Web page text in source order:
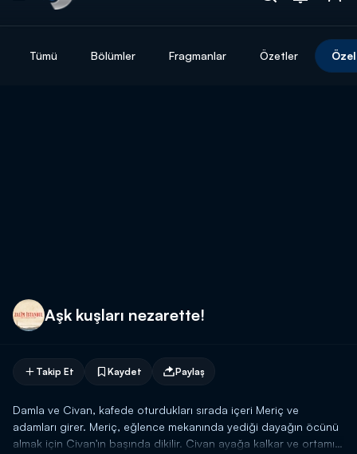
Tümü Bölümler Fragmanlar Özetler
Aşk kuşları nezarette!
Takip Et Kaydet Paylaş
Damla ve Civan, kafede oturdukları sırada içeri Meriç ve
adamları girer. Meriç, eğlence mekanında yediği dayağın öcünü
almak için Civan'ın başında dikilir. Civan ayağa kalkar ve ortamı